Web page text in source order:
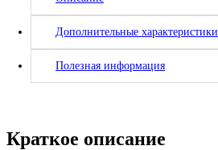
Дополнительные характеристики
Полезная информация
Краткое описание